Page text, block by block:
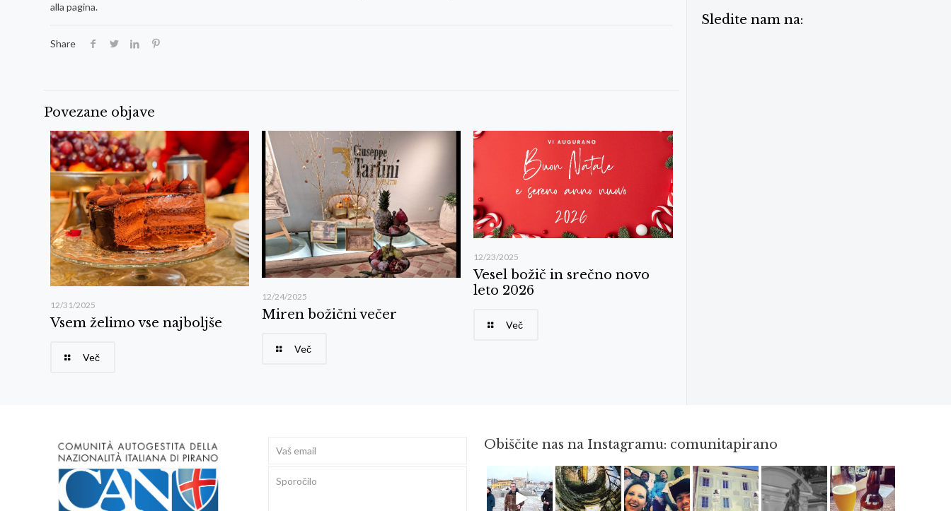
alla pagina.
Share
Povezane objave
12/31/2025
Vsem želimo vse najboljše
Več
12/24/2025
Miren božični večer
Več
12/23/2025
Vesel božič in srečno novo
leto 2026
Več
Sledite nam na:
Obiščite nas na Instagramu: comunitapirano